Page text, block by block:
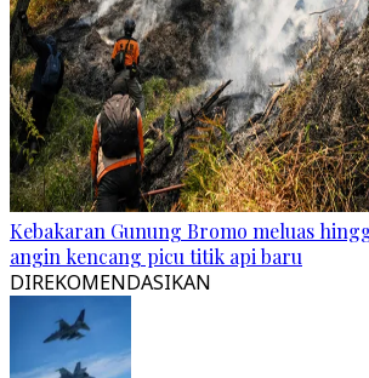
Kebakaran Gunung Bromo meluas
angin kencang picu titik api baru
DIREKOMENDASIKAN